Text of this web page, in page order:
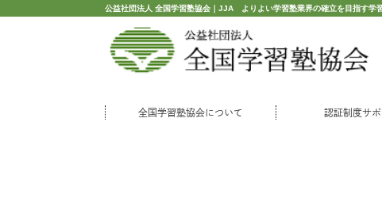
公益社団法人 全国学習塾協会｜JJA よりよい学習塾業界の確立を目指す学
全国学習塾協会について 認証制度サポ